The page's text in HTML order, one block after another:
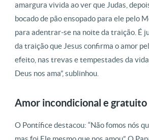
amargura vivida ao ver que Judas,
bocado de pão ensopado para ele pelo
para adentrar-se na noite da traição. É
da traição que Jesus confirma o amor
efeito, nas trevas e tempestades da
Deus nos ama”, sublinhou.
Amor incondicional e gratuito
O Pontífice destacou: “Não fomos nós